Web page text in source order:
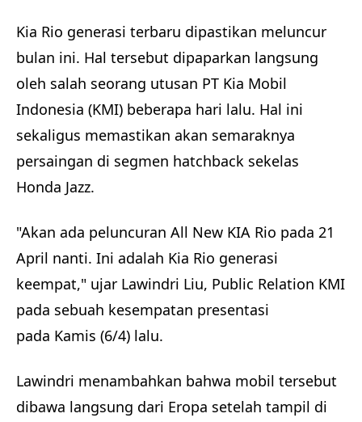
Kia Rio generasi terbaru dipastikan meluncur
bulan ini. Hal tersebut dipaparkan langsung
oleh salah seorang utusan PT Kia Mobil
Indonesia (KMI) beberapa hari lalu. Hal ini
sekaligus memastikan akan semaraknya
persaingan di segmen hatchback sekelas
Honda Jazz.
"Akan ada peluncuran All New KIA Rio pada 21
April nanti. Ini adalah Kia Rio generasi
keempat," ujar Lawindri Liu, Public Relation KMI
pada sebuah kesempatan presentasi
pada Kamis (6/4) lalu.
Lawindri menambahkan bahwa mobil tersebut
dibawa langsung dari Eropa setelah tampil di